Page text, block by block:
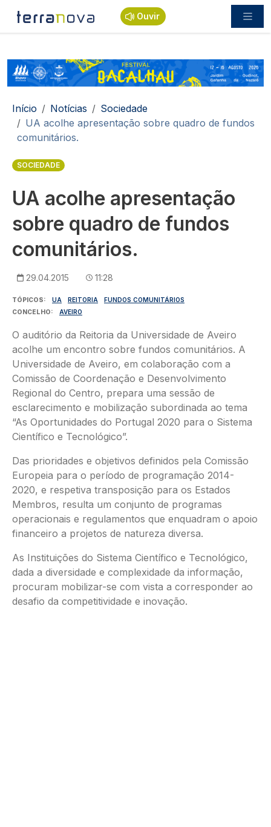
Passar para o conteúdo principal
Ouvir
Navegação estrutural
Início Notícias
Sociedade
UA acolhe apresentação sobre quadro de fundos
comunitários.
SOCIEDADE
UA acolhe apresentação
sobre quadro de fundos
comunitários.
29.04.2015 11:28
TÓPICOS UA REITORIA
FUNDOS COMUNITÁRIOS
CONCELHO
AVEIRO
O auditório da Reitoria da Universidade de Aveiro
acolhe um encontro sobre fundos comunitários. A
Universidade de Aveiro, em colaboração com a
Comissão de Coordenação e Desenvolvimento
Regional do Centro, prepara uma sessão de
esclarecimento e mobilização subordinada ao tema
“As Oportunidades do Portugal 2020 para o Sistema
Científico e Tecnológico”.
Das prioridades e objetivos definidos pela Comissão
Europeia para o período de programação 2014-
2020, e respetiva transposição para os Estados
Membros, resulta um conjunto de programas
operacionais e regulamentos que enquadram o apoio
financeiro a projetos de natureza diversa.
As Instituições do Sistema Científico e Tecnológico,
dada a diversidade e complexidade da informação,
procuram mobilizar-se com vista a corresponder ao
desafio da competitividade e inovação.